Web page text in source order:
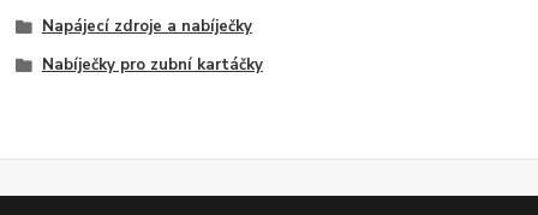
Napájecí zdroje a nabíječky
Nabíječky pro zubní kartáčky